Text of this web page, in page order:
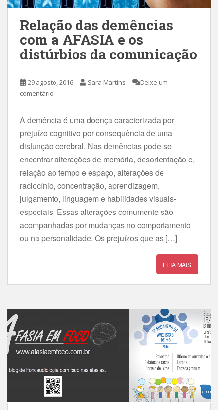
Relação das demências
com a AFASIA e os
distúrbios da comunicação
29 agosto, 2016 Sara Martins
Deixe um
comentário
A demência é uma doença caracterizada por
prejuízo cognitivo por consequência de uma
disfunção cerebral. Nas demências pode-se
encontrar alterações de memória, desorientação e,
relação ao tempo e espaço, alterações de
raciocínio, concentração, aprendizagem,
julgamento, linguagem e habilidades visuais-
especiais. Essas alterações comumente são
acompanhadas por mudanças no comportamento
ou na personalidade. Os prejuízos que as […]
LEIA MAIS